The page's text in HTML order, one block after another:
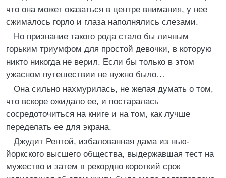
что она может оказаться в центре внимания, у нее
сжималось горло и глаза наполнялись слезами.
Но признание такого рода стало бы личным
горьким триумфом для простой девочки, в которую
никто никогда не верил. Если бы только в этом
ужасном путешествии не нужно было…
Она сильно нахмурилась, не желая думать о том,
что вскоре ожидало ее, и постаралась
сосредоточиться на книге и на том, как лучше
переделать ее для экрана.
Джудит Рентой, избалованная дама из нью-
йоркского высшего общества, выдержавшая тест на
мужество и затем в рекордно короткий срок